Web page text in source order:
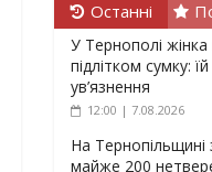
Останні
У Тернополі
підлітком сумку:
ув’язнення
12:00 | 7.08.2026
На Тернопільщині
майже 200